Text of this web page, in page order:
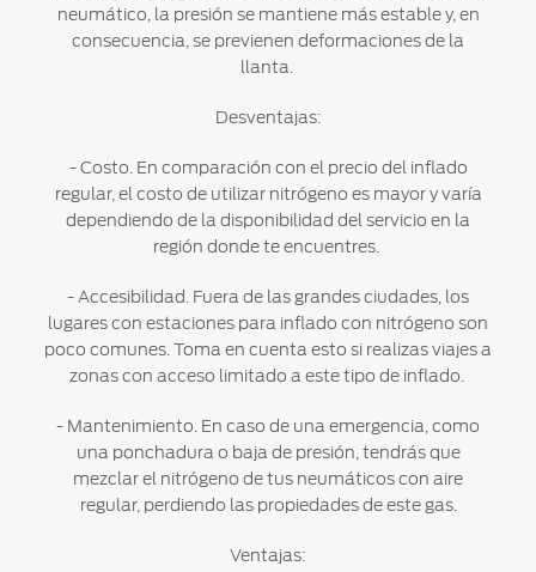
neumático, la presión se mantiene más estable y, en
consecuencia, se previenen deformaciones de la
llanta.
Desventajas:
- Costo. En comparación con el precio del inflado
regular, el costo de utilizar nitrógeno es mayor y varía
dependiendo de la disponibilidad del servicio en la
región donde te encuentres.
- Accesibilidad. Fuera de las grandes ciudades, los
lugares con estaciones para inflado con nitrógeno son
poco comunes. Toma en cuenta esto si realizas viajes a
zonas con acceso limitado a este tipo de inflado.
- Mantenimiento. En caso de una emergencia, como
una ponchadura o baja de presión, tendrás que
mezclar el nitrógeno de tus neumáticos con aire
regular, perdiendo las propiedades de este gas.
Ventajas: